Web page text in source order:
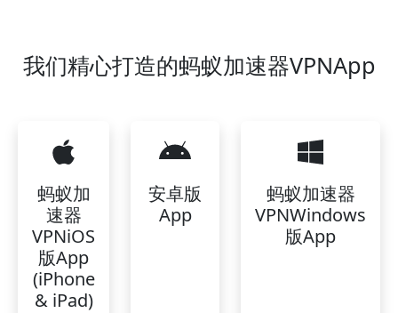
我们精心打造的蚂蚁加速器VPNApp
蚂蚁加
速器
VPNiOS
版App
(iPhone
& iPad)
安卓版
App
蚂蚁加速器
VPNWindows
版App